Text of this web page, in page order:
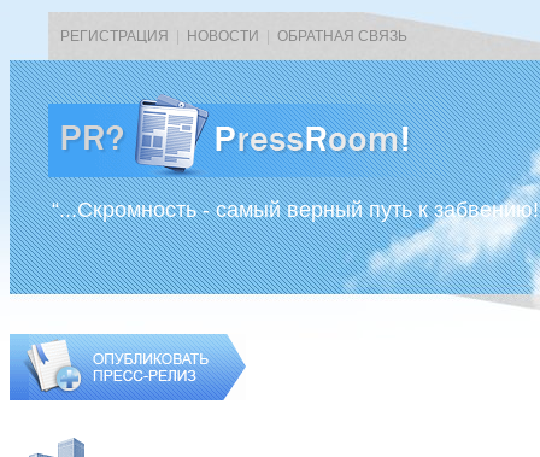
РЕГИСТРАЦИЯ НОВОСТИ ОБРАТНАЯ СВЯЗЬ
“...Скромность - самый верный путь к